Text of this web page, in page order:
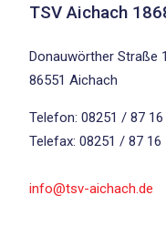
TSV Aichach
Donauwörther Straße
86551 Aichach
Telefon: 08251 / 87 16
Telefax: 08251 / 87 16
info@tsv-aichach.de